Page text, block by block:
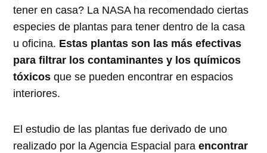
tener en casa? La NASA ha recomendado ciertas
especies de plantas para tener dentro de la casa
u oficina. Estas plantas son las más efectivas
para filtrar los contaminantes y los químicos
tóxicos que se pueden encontrar en espacios
interiores.
El estudio de las plantas fue derivado de uno
realizado por la Agencia Espacial para encontrar